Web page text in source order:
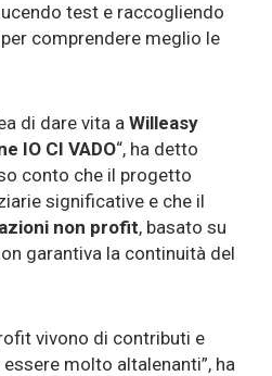
test e raccogliendo
comprendere meglio le
di dare vita aWilleasy
IO CI VADO“, ha detto
conto che il progetto
significative e che il
non profit, basato su
garantiva la continuità del
vivono di contributi e
molto altalenanti”, ha